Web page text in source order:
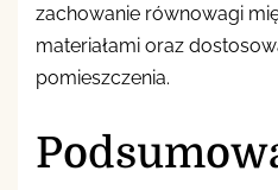
zachowanie równowagi
materiałami oraz
pomieszczenia.